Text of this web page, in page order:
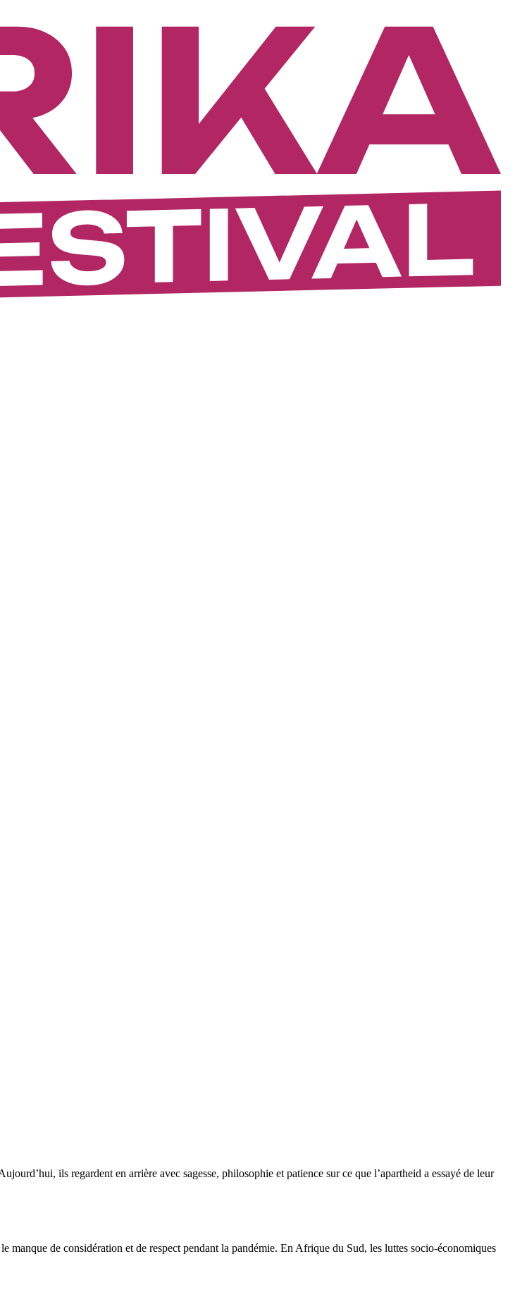
ils regardent en arrière avec sagesse, philosophie et patience sur ce que l’apartheid a essayé de leur
manque de considération et de respect pendant la pandémie. En Afrique du Sud, les luttes socio-économiques